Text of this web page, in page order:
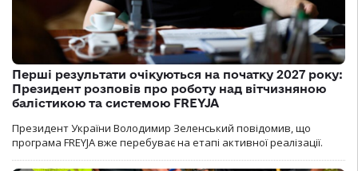
Перші результати очікуються на початку 2027 року:
Президент розповів про роботу над вітчизняною
балістикою та системою FREYJA
Президент України Володимир Зеленський повідомив, що
програма FREYJA вже перебуває на етапі активної реалізації.